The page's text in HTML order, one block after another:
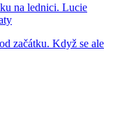
na lednici. Lucie
začátku. Když se ale